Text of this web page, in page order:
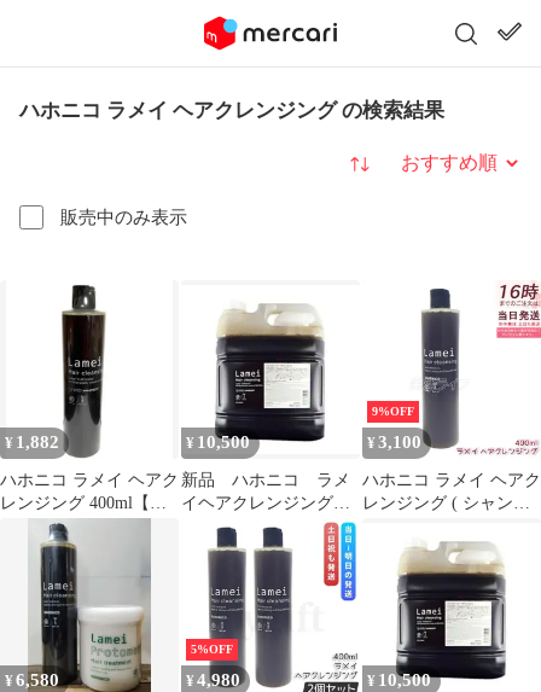
ハホニコ ラメイ ヘアクレンジング の検索結果
販売中のみ表示
並び替え
¥ 1,882
ハホニコ ラメイ ヘアク
レンジング 400ml【全
商品最安値に挑戦】
¥ 10,500
新品 ハホニコ ラメ
イヘアクレンジングシ
ャンプー 4リットル
9%OFF
¥ 3,100
ハホニコ ラメイ ヘアク
レンジング ( シャンプ
HAHONICO サロン専売
品 ヘアケア
¥6,580
5%OFF
¥ 4,980 ¥ 10,500